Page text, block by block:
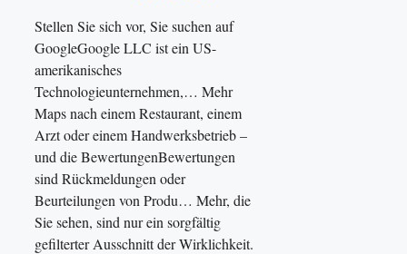
Stellen Sie sich vor, Sie suchen auf
GoogleGoogle LLC ist ein US-
amerikanisches
Technologieunternehmen,… Mehr
Maps nach einem Restaurant, einem
Arzt oder einem Handwerksbetrieb –
und die BewertungenBewertungen
sind Rückmeldungen oder
Beurteilungen von Produ… Mehr, die
Sie sehen, sind nur ein sorgfältig
gefilterter Ausschnitt der Wirklichkeit.